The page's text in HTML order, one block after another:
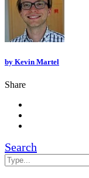
by Kevin Martel
Share
Search